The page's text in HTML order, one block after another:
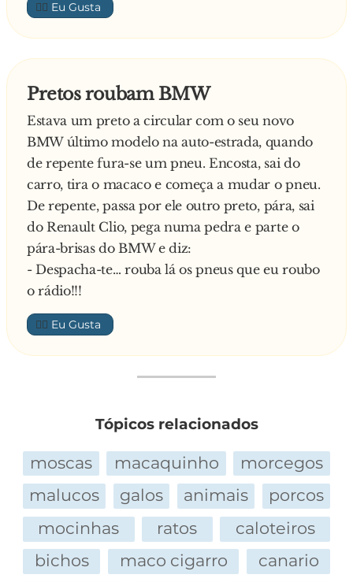
me! Apalpa-me as mamas! Ai, beija-me, beija-
me! Apalpa-me as mamas!”
- Pressurização verificada !
De volta da central:
- Macaco Nº 3, alinhar a rota da nave espacial.
- Rota alinhada !
E por fim, a NASA diz:
- Astronauta brasileiro
E responde o brasileiro:
- Já sei, já sei. Põe comida para os macacos e não
mexe em nada…
👍🏼
Pretos roubam BMW
Estava um preto a circular com o seu novo
BMW último modelo na auto-estrada, quando
de repente fura-se um pneu. Encosta, sai do
carro, tira o macaco e começa a mudar o pneu.
De repente, passa por ele outro preto, pára, sai
do Renault Clio, pega numa pedra e parte o
pára-brisas do BMW e diz:
- Despacha-te… rouba lá os pneus que eu roubo
o rádio!!!
👍🏼
Tópicos relacionados
moscas macaquinho
morcegos
malucos
galos animais
porcos
mocinhas
ratos
caloteiros
bichos
maco cigarro
canario